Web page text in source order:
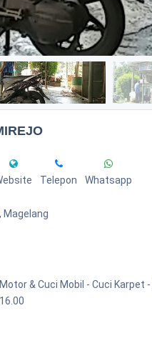
Telepon Whatsapp
Magelang
& Cuci Mobil - Cuci